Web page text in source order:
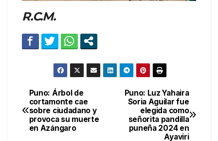
R.C.M.
Navegación
de
Puno: Luz Yahaira
Soria Aguilar fue
elegida como
señorita pandilla
puneña 2024 en
Ayaviri
Puno: Árbol de
cortamonte cae
sobre ciudadano y
provoca su muerte
en Azángaro